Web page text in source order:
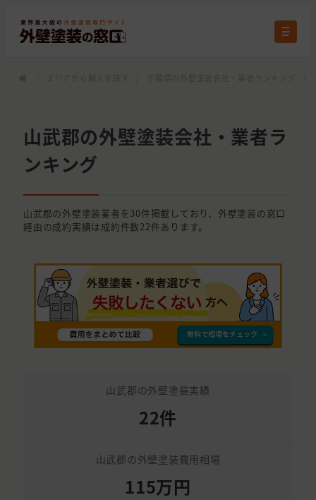
山武郡の外壁塗装会社・業者ラ
ンキング
山武郡の外壁塗装業者を30件掲載しており、外壁塗装の窓口
経由の成約実績は成約件数22件あります。
山武郡の外壁塗装実績
22件
山武郡の外壁塗装費用相場
115万円